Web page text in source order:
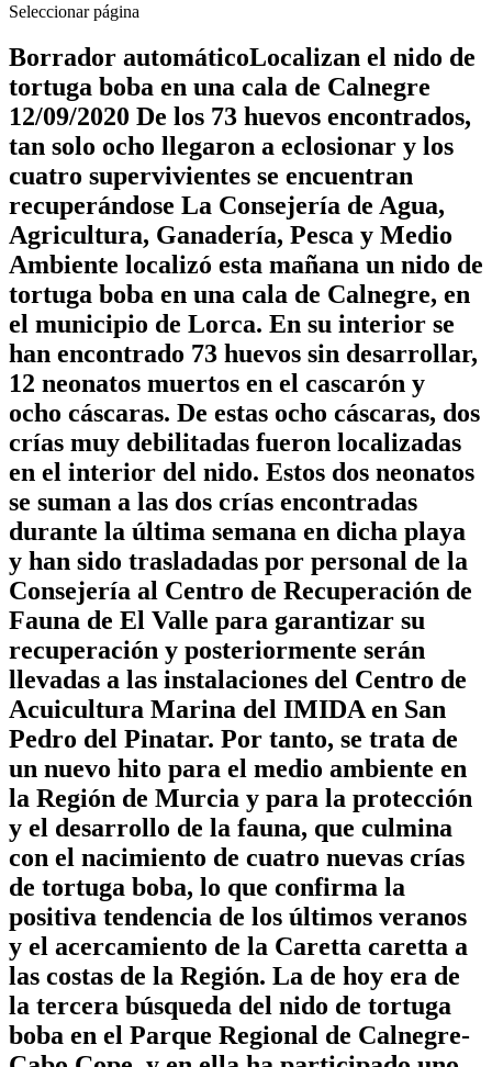
Seleccionar página
Borrador automáticoLocalizan el nido de
tortuga boba en una cala de Calnegre
12/09/2020 De los 73 huevos encontrados,
tan solo ocho llegaron a eclosionar y los
cuatro supervivientes se encuentran
recuperándose La Consejería de Agua,
Agricultura, Ganadería, Pesca y Medio
Ambiente localizó esta mañana un nido de
tortuga boba en una cala de Calnegre, en
el municipio de Lorca. En su interior se
han encontrado 73 huevos sin desarrollar,
12 neonatos muertos en el cascarón y
ocho cáscaras. De estas ocho cáscaras, dos
crías muy debilitadas fueron localizadas
en el interior del nido. Estos dos neonatos
se suman a las dos crías encontradas
durante la última semana en dicha playa
y han sido trasladadas por personal de la
Consejería al Centro de Recuperación de
Fauna de El Valle para garantizar su
recuperación y posteriormente serán
llevadas a las instalaciones del Centro de
Acuicultura Marina del IMIDA en San
Pedro del Pinatar. Por tanto, se trata de
un nuevo hito para el medio ambiente en
la Región de Murcia y para la protección
y el desarrollo de la fauna, que culmina
con el nacimiento de cuatro nuevas crías
de tortuga boba, lo que confirma la
positiva tendencia de los últimos veranos
y el acercamiento de la Caretta caretta a
las costas de la Región. La de hoy era de
la tercera búsqueda del nido de tortuga
boba en el Parque Regional de Calnegre-